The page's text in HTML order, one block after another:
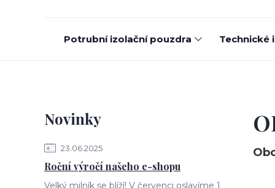
Potrubní izolační pouzdra Technické
Novinky
23.06.2025
Roční výročí našeho e-shopu
Velký milník se blíží! V červenci oslavíme 1